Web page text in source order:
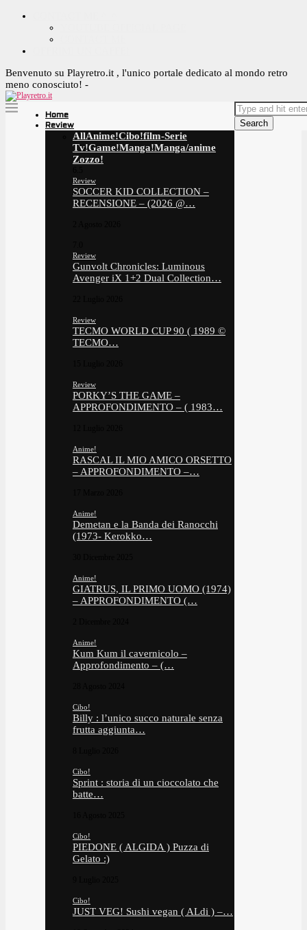
Benvenuto su Playretro.it , l'unico portale dedicato al mondo retro
meno conosciuto! -
Home
Review
AllAnime!Cibo!film-Serie
Tv!Game!Manga!Manga/anime
Zozzo!
Review
SOCCER KID COLLECTION –
RECENSIONE – (2026 @…
Review
Gunvolt Chronicles: Luminous
Avenger iX 1+2 Dual Collection…
Review
TECMO WORLD CUP 90 ( 1989 ©
TECMO…
Review
PORKY’S THE GAME –
APPROFONDIMENTO – ( 1983…
Anime!
RASCAL IL MIO AMICO ORSETTO
– APPROFONDIMENTO –…
Anime!
Demetan e la Banda dei Ranocchi
(1973- Kerokko…
Anime!
GIATRUS, IL PRIMO UOMO (1974)
– APPROFONDIMENTO (…
Anime!
Kum Kum il cavernicolo –
Approfondimento – (…
Cibo!
Billy : l’unico succo naturale senza
frutta aggiunta…
Cibo!
Sprint : storia di un cioccolato che
batte…
Cibo!
PIEDONE ( ALGIDA ) Puzza di
Gelato :)
Cibo!
JUST VEG! Sushi vegan ( ALdi ) –…
Search